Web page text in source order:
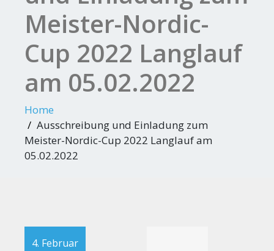
Meister-Nordic-
Cup 2022 Langlauf
am 05.02.2022
Home
Ausschreibung und Einladung zum
Meister-Nordic-Cup 2022 Langlauf am
05.02.2022
4. Februar